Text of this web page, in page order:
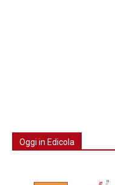
Oggi in Edicola